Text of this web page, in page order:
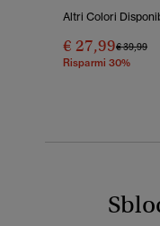
Altri Colori
€ 27,99Prezzo
€ 39,99A
Risparmi 30%